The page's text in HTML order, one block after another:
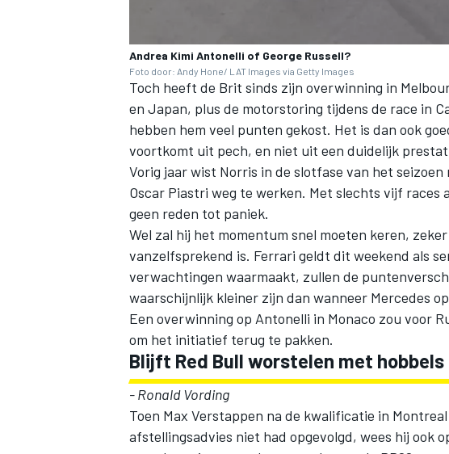
Andrea Kimi Antonelli of George Russell?
Foto door: Andy Hone/ LAT Images via Getty Images
Toch heeft de Brit sinds zijn overwinning in
en Japan, plus de motorstoring tijdens de race in
hebben hem veel punten gekost. Het is dan ook
voortkomt uit pech, en niet uit een duidelijk
Vorig jaar wist Norris in de slotfase van het
Oscar Piastri weg te werken. Met slechts vijf races
geen reden tot paniek.
Wel zal hij het momentum snel moeten keren,
vanzelfsprekend is. Ferrari geldt dit weekend als
verwachtingen waarmaakt, zullen de
waarschijnlijk kleiner zijn dan wanneer Mercedes
Een overwinning op Antonelli in Monaco zou voor
om het initiatief terug te pakken.
Blijft Red Bull worstelen met hobbels
- Ronald Vording
Toen Max Verstappen na de kwalificatie in
afstellingsadvies niet had opgevolgd, wees hij ook